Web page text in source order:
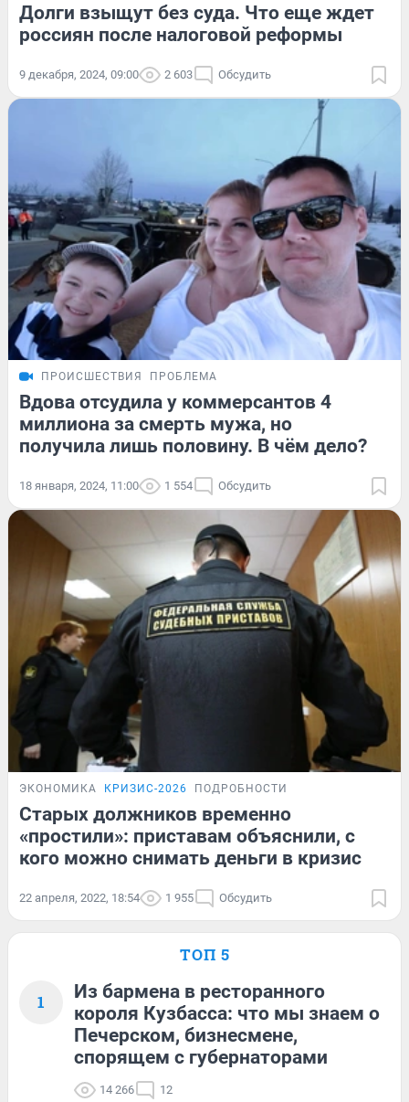
Долги взыщут без суда. Что еще ждет
россиян после налоговой реформы
9 декабря, 2024, 09:00 2 603 Обсудить
ПРОИСШЕСТВИЯ ПРОБЛЕМА
Вдова отсудила у коммерсантов 4
миллиона за смерть мужа, но
получила лишь половину. В чём дело?
18 января, 2024, 11:00 1 554 Обсудить
ЭКОНОМИКА КРИЗИС-2026 ПОДРОБНОСТИ
Старых должников временно
«простили»: приставам объяснили, с
кого можно снимать деньги в кризис
22 апреля, 2022, 18:54 1 955 Обсудить
ТОП 5
1
Из бармена в ресторанного
короля Кузбасса: что мы знаем о
Печерском, бизнесмене,
спорящем с губернаторами
14 266 12